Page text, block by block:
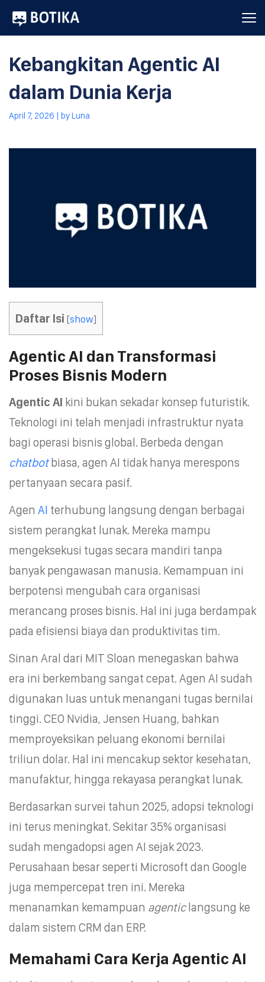
Kebangkitan Agentic AI
dalam Dunia Kerja
April 7, 2026 | byLuna
Daftar Isi [show]
Agentic AI dan Transformasi
Proses Bisnis Modern
Agentic AI kini bukan sekadar konsep futuristik.
Teknologi ini telah menjadi infrastruktur nyata
bagi operasi bisnis global. Berbeda dengan
chatbotbiasa, agen AI tidak hanya merespons
pertanyaan secara pasif.
Agen AI terhubung langsung dengan berbagai
sistem perangkat lunak. Mereka mampu
mengeksekusi tugas secara mandiri tanpa
banyak pengawasan manusia. Kemampuan ini
berpotensi mengubah cara organisasi
merancang proses bisnis. Hal ini juga berdampak
pada efisiensi biaya dan produktivitas tim.
Sinan Aral dari MIT Sloan menegaskan bahwa
era ini berkembang sangat cepat. Agen AI sudah
digunakan luas untuk menangani tugas bernilai
tinggi. CEO Nvidia, Jensen Huang, bahkan
memproyeksikan peluang ekonomi bernilai
triliun dolar. Hal ini mencakup sektor kesehatan,
manufaktur, hingga rekayasa perangkat lunak.
Berdasarkan survei tahun 2025, adopsi teknologi
ini terus meningkat. Sekitar 35% organisasi
sudah mengadopsi agen AI sejak 2023.
Perusahaan besar seperti Microsoft dan Google
juga mempercepat tren ini. Mereka
menanamkan kemampuan agenticlangsung ke
dalam sistem CRM dan ERP.
Memahami Cara Kerja Agentic AI